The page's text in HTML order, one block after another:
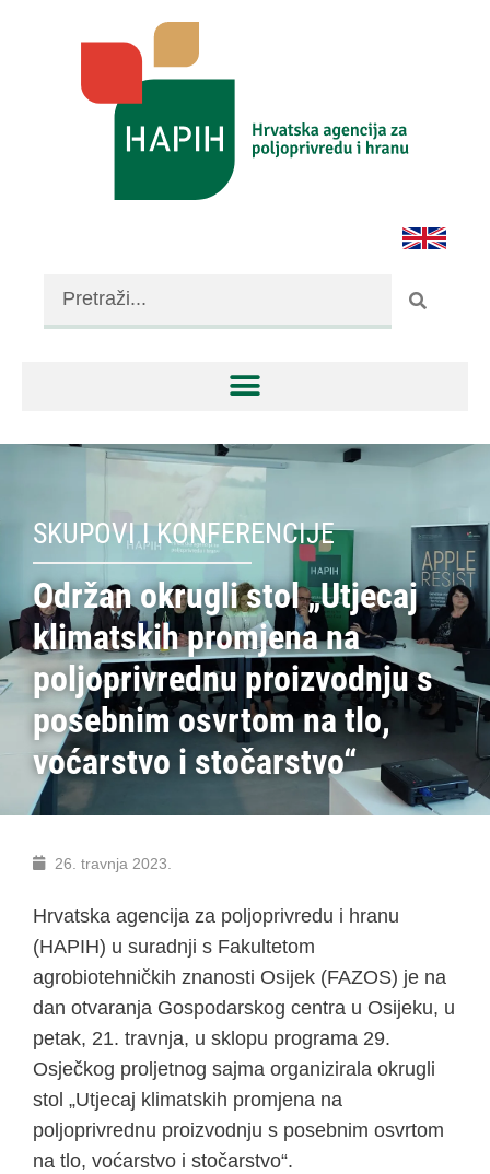
SKUPOVI I KONFERENCIJE
Održan okrugli stol „Utjecaj
klimatskih promjena na
poljoprivrednu proizvodnju s
posebnim osvrtom na tlo,
voćarstvo i stočarstvo“
26. travnja 2023.
Hrvatska agencija za poljoprivredu i hranu
(HAPIH) u suradnji s Fakultetom
agrobiotehničkih znanosti Osijek (FAZOS) je na
dan otvaranja Gospodarskog centra u Osijeku, u
petak, 21. travnja, u sklopu programa 29.
Osječkog proljetnog sajma organizirala okrugli
stol „Utjecaj klimatskih promjena na
poljoprivrednu proizvodnju s posebnim osvrtom
na tlo, voćarstvo i stočarstvo“.